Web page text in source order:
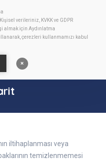
verileriniz, KVKK ve GDPR
almak için Aydınlatma
çerezleri kullanmamızı kabul
iltihaplanması veya
temizlenmemesi